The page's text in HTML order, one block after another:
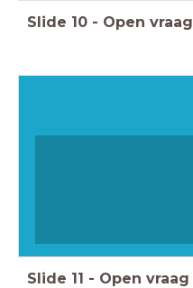
Slide 10 - Open vraag
Slide 11 - Open vraag